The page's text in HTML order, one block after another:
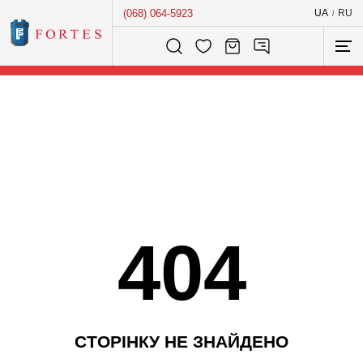
(068) 064-5923 UA / RU
Розумний пошук...
404
СТОРІНКУ НЕ ЗНАЙДЕНО